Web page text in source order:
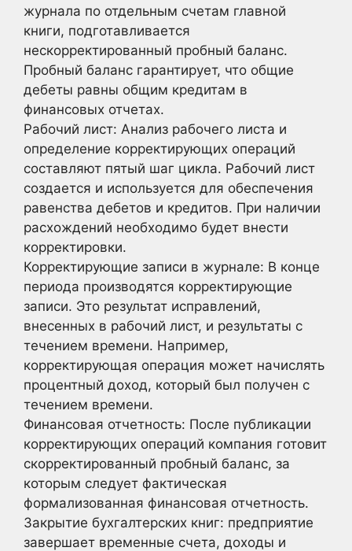
журнала по отдельным счетам главной
книги, подготавливается
нескорректированный пробный баланс.
Пробный баланс гарантирует, что общие
дебеты равны общим кредитам в
финансовых отчетах.
Рабочий лист: Анализ рабочего листа и
определение корректирующих операций
составляют пятый шаг цикла. Рабочий лист
создается и используется для обеспечения
равенства дебетов и кредитов. При наличии
расхождений необходимо будет внести
корректировки.
Корректирующие записи в журнале: В конце
периода производятся корректирующие
записи. Это результат исправлений,
внесенных в рабочий лист, и результаты с
течением времени. Например,
корректирующая операция может начислять
процентный доход, который был получен с
течением времени.
Финансовая отчетность: После публикации
корректирующих операций компания готовит
скорректированный пробный баланс, за
которым следует фактическая
формализованная финансовая отчетность.
Закрытие бухгалтерских книг: предприятие
завершает временные счета, доходы и